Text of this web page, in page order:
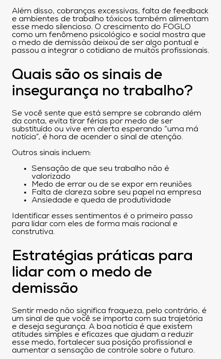
Além disso, cobranças excessivas, falta de feedback
e ambientes de trabalho tóxicos também alimentam
esse medo silencioso. O crescimento do FOGLO
como um fenômeno psicológico e social mostra que
o medo de demissão deixou de ser algo pontual e
passou a integrar o cotidiano de muitos profissionais.
Quais são os sinais de
insegurança no trabalho?
Se você sente que está sempre se cobrando além
da conta, evita tirar férias por medo de ser
substituído ou vive em alerta esperando “uma má
notícia”, é hora de acender o sinal de atenção.
Outros sinais incluem:
Sensação de que seu trabalho não é
valorizado
Medo de errar ou de se expor em reuniões
Falta de clareza sobre seu papel na empresa
Ansiedade e queda de produtividade
Identificar esses sentimentos é o primeiro passo
para lidar com eles de forma mais racional e
construtiva.
Estratégias práticas para
lidar com o medo de
demissão
Sentir medo não significa fraqueza, pelo contrário, é
um sinal de que você se importa com sua trajetória
e deseja segurança. A boa notícia é que existem
atitudes simples e eficazes que ajudam a reduzir
esse medo, fortalecer sua posição profissional e
aumentar a sensação de controle sobre o futuro.